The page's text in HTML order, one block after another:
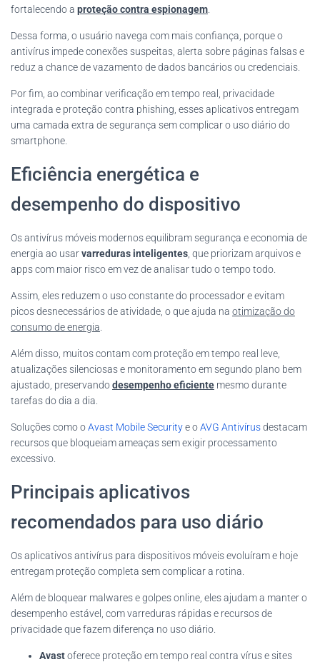
fortalecendo a proteção contra espionagem
Dessa forma, o usuário navega com mais confiança, porque o
antivírus impede conexões suspeitas, alerta sobre páginas falsas e
reduz a chance de vazamento de dados bancários ou credenciais.
Por fim, ao combinar verificação em tempo real, privacidade
integrada e proteção contra phishing, esses aplicativos entregam
uma camada extra de segurança sem complicar o uso diário do
smartphone.
Eficiência energética e
desempenho do dispositivo
Os antivírus móveis modernos equilibram segurança e economia de
energia ao usarvarreduras inteligentes , que priorizam arquivos e
apps com maior risco em vez de analisar tudo o tempo todo.
Assim, eles reduzem o uso constante do processador e evitam
picos desnecessários de atividade, o que ajuda na otimização do
consumo de energia
Além disso, muitos contam com proteção em tempo real leve,
atualizações silenciosas e monitoramento em segundo plano bem
ajustado, preservandodesempenho eficiente mesmo durante
tarefas do dia a dia.
Soluções como oAvast Mobile Securitye oAVG Antivírusdestacam
recursos que bloqueiam ameaças sem exigir processamento
excessivo.
Principais aplicativos
recomendados para uso diário
Os aplicativos antivírus para dispositivos móveis evoluíram e hoje
entregam proteção completa sem complicar a rotina.
Além de bloquear malwares e golpes online, eles ajudam a manter o
desempenho estável, com varreduras rápidas e recursos de
privacidade que fazem diferença no uso diário.
Avastoferece proteção em tempo real contra vírus e sites